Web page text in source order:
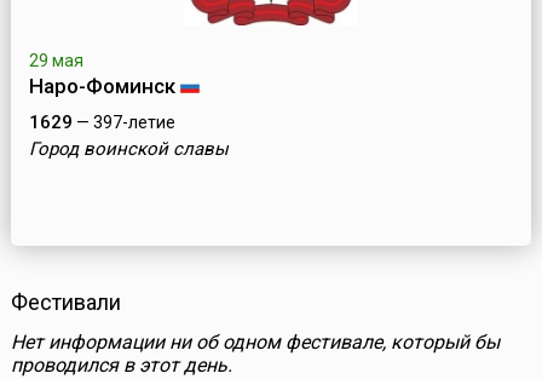
29 мая
Наро-Фоминск
1629 — 397-летие
Город воинской славы
Фестивали
Нет информации ни об одном фестивале, который бы
проводился в этот день.